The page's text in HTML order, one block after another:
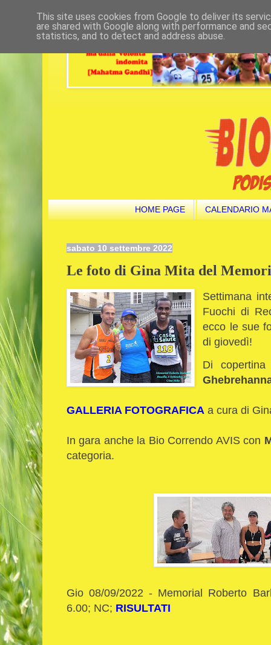
HOME PAGE CALENDARIO
sabato 10 settembre 2022
Le foto di Gina Mita del
Settimana
Fuochi di
ecco le sue
di giovedì!
Di
GALLERIA FOTOGRAFICA a cura di
In gara anche la Bio Correndo AVIS con
categoria.
Gio 08/09/2022 - Memorial Roberto
6.00; NC; RISULTATI
This site uses cookies from Google to deliver its
are shared with Google along with performance and
statistics, and to detect and address abuse.